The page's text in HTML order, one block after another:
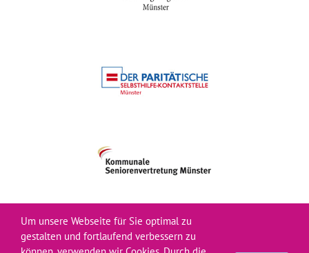
Um unsere Webseite für Sie optimal zu
gestalten und fortlaufend verbessern zu